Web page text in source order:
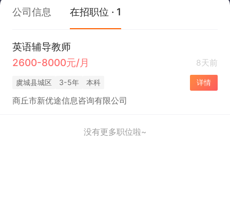
公司信息 在招职位 · 1
英语辅导教师
2600-8000元/月
8天前
虞城县城区 3-5年 本科 详情
商丘市新优途信息咨询有限公司
没有更多职位啦~